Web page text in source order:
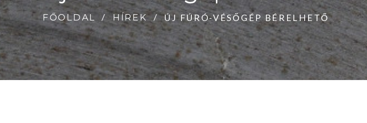
FŐOLDAL HÍREK ÚJ FÚRÓ-VÉSŐGÉP BÉRELHETŐ